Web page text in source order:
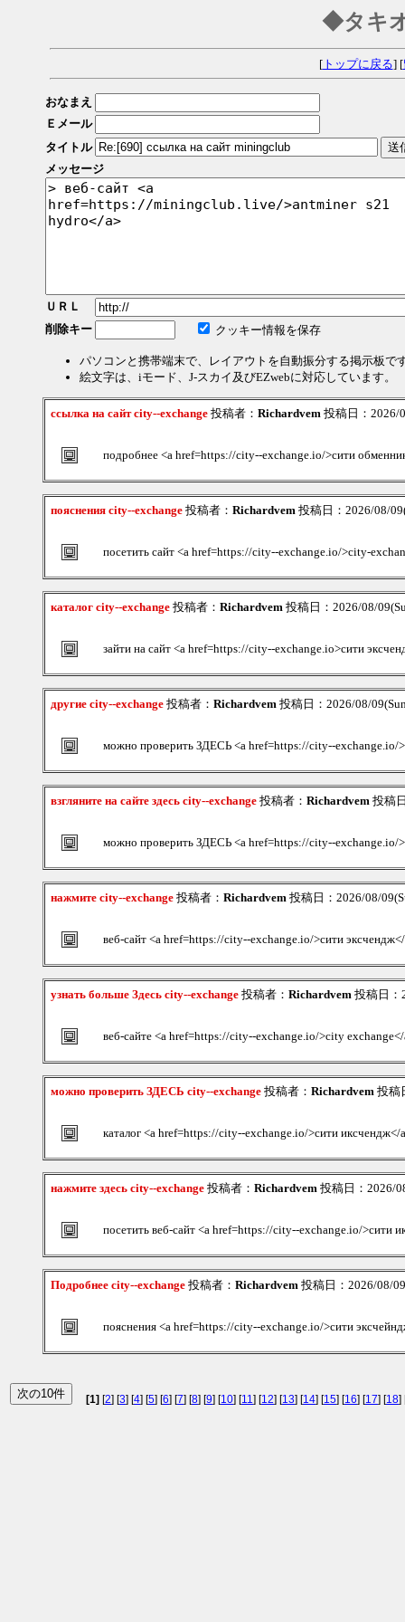
◆タキ
[トップに戻る] [
おなまえ
Ｅメール
タイトル
メッセージ
ＵＲＬ
削除キー
クッキー情報を保存
パソコンと携帯端末で、レイアウトを自動振分する掲示板で
絵文字は、iモード、J-スカイ及びEZwebに対応しています。
ссылка на сайт city--exchange 投稿者： Richardvem 投稿日：2026/
подробнее <a href=https://city--exchange.io/>сити
пояснения city--exchange 投稿者： Richardvem 投稿日：2026/08/
посетить сайт <a href=https://city--exchange.io/>city-
каталог city--exchange 投稿者： Richardvem 投稿日：2026/08/
зайти на сайт <a href=https://city--exchange.io>сити
другие city--exchange 投稿者： Richardvem 投稿日：2026/08/
можно проверить ЗДЕСЬ <a href=https://city--exchange.io/
взгляните на сайте здесь city--exchange 投稿者： Richardvem 投稿
можно проверить ЗДЕСЬ <a href=https://city--exchange.io/
нажмите city--exchange 投稿者： Richardvem 投稿日：2026/08/
веб-сайт <a href=https://city--exchange.io/>сити
узнать больше Здесь city--exchange 投稿者： Richardvem 投稿日：
веб-сайте <a href=https://city--exchange.io/>city
можно проверить ЗДЕСЬ city--exchange 投稿者： Richardvem 投稿
каталог <a href=https://city--exchange.io/>сити иксчендж</
нажмите здесь city--exchange 投稿者： Richardvem 投稿日：2026/
посетить веб-сайт <a href=https://city--exchange.io/>сити
Подробнее city--exchange 投稿者： Richardvem 投稿日：2026/08/
пояснения <a href=https://city--exchange.io/>сити
[1] [2] [3] [4] [5] [6] [7] [8] [9] [10] [11] [12] [13] [14] [15] [16] [17] [18]